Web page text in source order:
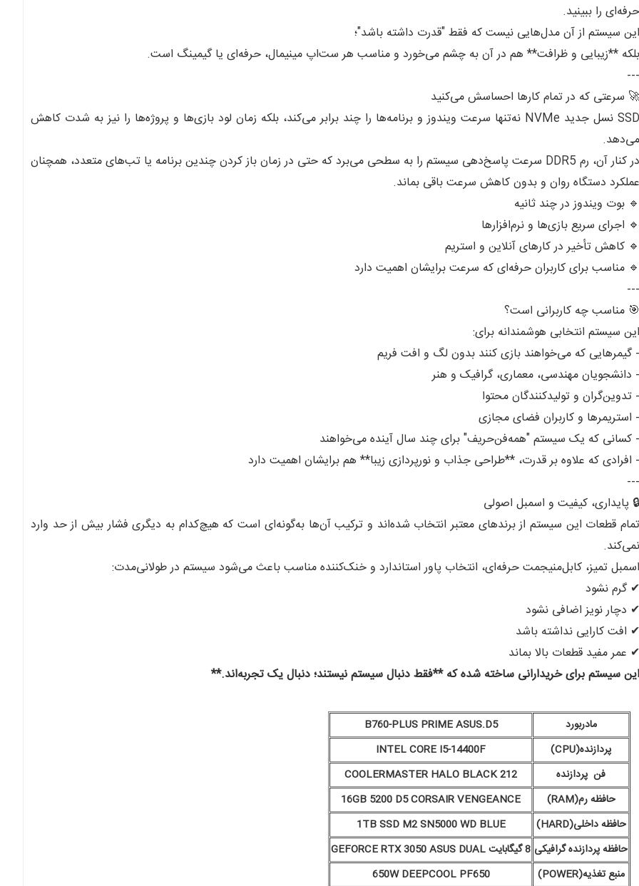
حرفه‌ای را ببینید.
این سیستم از آن مدل‌هایی نیست که فقط "قدرت داشته باشد"؛
بلکه **زیبایی و ظرافت** هم در آن به چشم می‌خورد و مناسب هر ست‌اپ مینیمال، حرفه‌ای یا گیمینگ است.
---
🚀 سرعتی که در تمام کارها احساسش می‌کنید
SSD نسل جدید NVMe نه‌تنها سرعت ویندوز و برنامه‌ها را چند برابر می‌کند، بلکه زمان لود بازی‌ها و پروژه‌ها را نیز به شدت کاهش
می‌دهد.
در کنار آن، رم DDR5 سرعت پاسخ‌دهی سیستم را به سطحی می‌برد که حتی در زمان باز کردن چندین برنامه یا تب‌های متعدد، همچنان
عملکرد دستگاه روان و بدون کاهش سرعت باقی بماند.
🔹 بوت ویندوز در چند ثانیه
🔹 اجرای سریع بازی‌ها و نرم‌افزارها
🔹 کاهش تأخیر در کارهای آنلاین و استریم
🔹 مناسب برای کاربران حرفه‌ای که سرعت برایشان اهمیت دارد
---
🎯 مناسب چه کاربرانی است؟
این سیستم انتخابی هوشمندانه برای:
- گیمرهایی که می‌خواهند بازی کنند بدون لگ و افت فریم
- دانشجویان مهندسی، معماری، گرافیک و هنر
- تدوین‌گران و تولیدکنندگان محتوا
- استریمرها و کاربران فضای مجازی
- کسانی که یک سیستم "همه‌فن‌حریف" برای چند سال آینده می‌خواهند
- افرادی که علاوه بر قدرت، **طراحی جذاب و نورپردازی زیبا** هم برایشان اهمیت دارد
---
🔒 پایداری، کیفیت و اسمبل اصولی
تمام قطعات این سیستم از برندهای معتبر انتخاب شده‌اند و ترکیب آن‌ها به‌گونه‌ای است که هیچ‌کدام به دیگری فشار بیش از حد وارد
نمی‌کند.
اسمبل تمیز، کابل‌منیجمت حرفه‌ای، انتخاب پاور استاندارد و خنک‌کننده مناسب باعث می‌شود سیستم در طولانی‌مدت:
✔ گرم نشود
✔ دچار نویز اضافی نشود
✔ افت کارایی نداشته باشد
✔ عمر مفید قطعات بالا بماند
این سیستم برای خریدارانی ساخته شده که **فقط دنبال سیستم نیستند؛ دنبال یک تجربه‌اند.**
مادربورد
B760-PLUS PRIME ASUS.D5
پردازنده(CPU)
INTEL CORE I5-14400F
فن پردازنده
COOLERMASTER HALO BLACK 212
حافظه رم(RAM)
16GB 5200 D5 CORSAIR VENGEANCE
حافظه داخلی(HARD)
1TB SSD M2 SN5000 WD BLUE
حافظه پردازنده گرافیکی 8 گیگابایت GEFORCE RTX 3050 ASUS DUAL
منبع تغذیه(POWER)
650W DEEPCOOL PF650